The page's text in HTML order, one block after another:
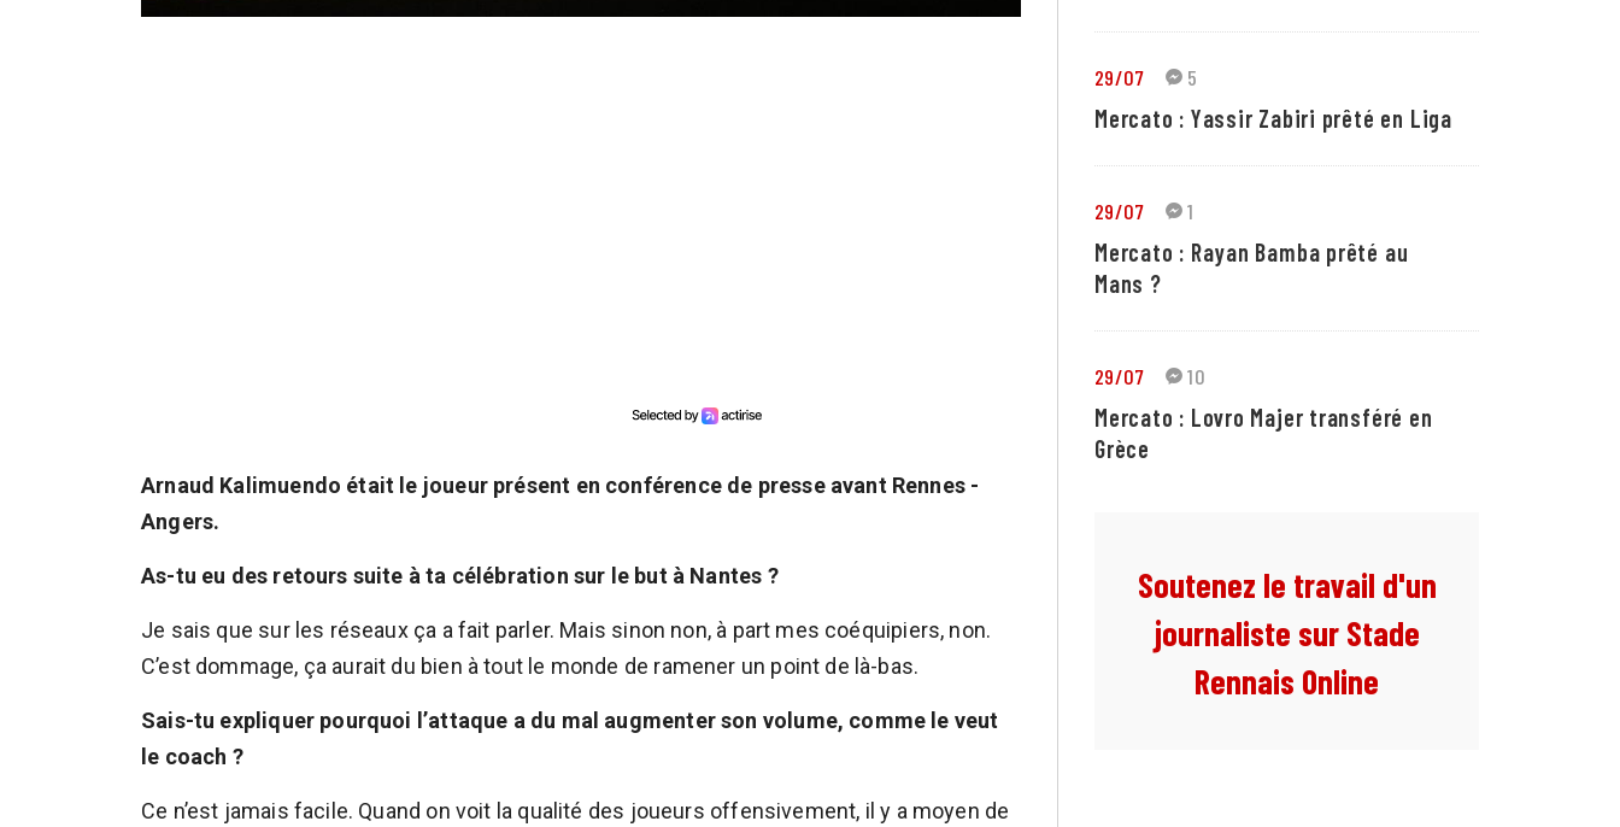
Arnaud Kalimuendo était le joueur présent en conférence de presse avant Rennes -
Angers.
As-tu eu des retours suite à ta célébration sur le but à Nantes ?
Je sais que sur les réseaux ça a fait parler. Mais sinon non, à part mes coéquipiers, non.
C’est dommage, ça aurait du bien à tout le monde de ramener un point de là-bas.
Sais-tu expliquer pourquoi l’attaque a du mal augmenter son volume, comme le veut
le coach ?
Ce n’est jamais facile. Quand on voit la qualité des joueurs offensivement, il y a moyen de
29/07 5
Mercato : Yassir Zabiri prêté en Liga
29/07 1
Mercato : Rayan Bamba prêté au
Mans ?
29/07 10
Mercato : Lovro Majer transféré en
Grèce
Soutenez le travail d'un
journaliste sur Stade
Rennais Online